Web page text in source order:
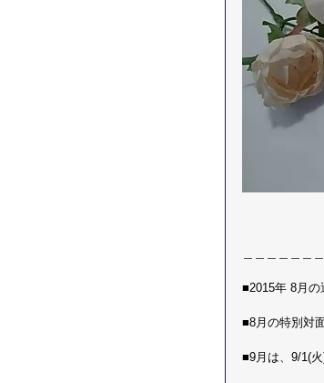
■2015年 8月の
■8月の特別対
■9月は、9/1(